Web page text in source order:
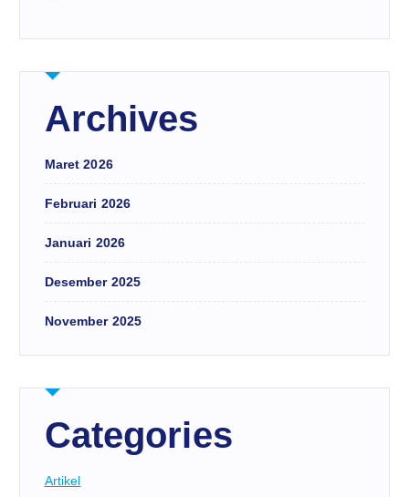
Archives
Maret 2026
Februari 2026
Januari 2026
Desember 2025
November 2025
Categories
Artikel